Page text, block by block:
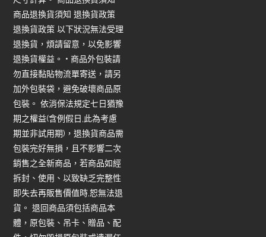
商品退換貨須知 退換貨政策
退換貨政策 以下狀況無法受理
退換貨，煩請留意，以免影響
退換貨權益。 • 商品外包裝請
勿直接黏貼物流單寄送，請另
加外包裝袋，避免破壞商品原
包裝。 依消保法規定七日猶豫
期之權益(含例假日,此為考慮
期並非試用期)，退換貨商品需
包裝完好無損，且不影響二次
銷售之全新商品，若商品如經
拆封、使用、以致缺乏完整性
即失去再販售價值時,恕無法退
貨。 退回商品須包括商品本
體，原包裝、吊卡、贈品、配